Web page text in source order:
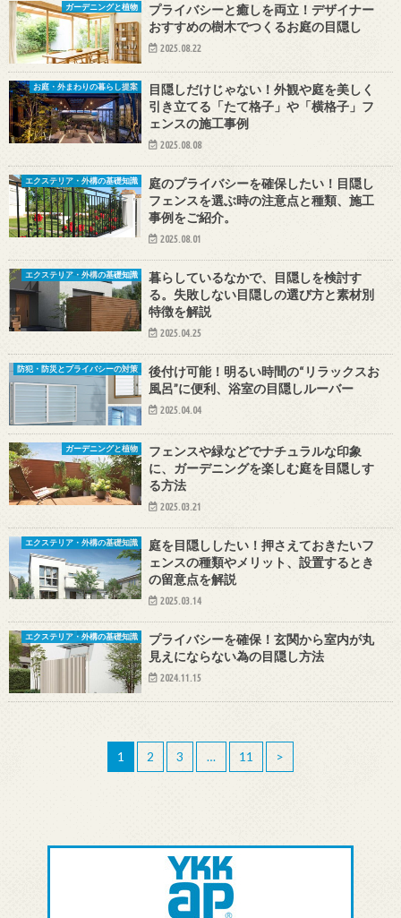
ガーデニングと植物
プライバシーと癒しを両立！デザイナー
おすすめの樹木でつくるお庭の目隠し
2025.08.22
お庭・外まわりの暮らし提案
目隠しだけじゃない！外観や庭を美しく
引き立てる「たて格子」や「横格子」フ
ェンスの施工事例
2025.08.08
エクステリア・外構の基礎知識
庭のプライバシーを確保したい！目隠し
フェンスを選ぶ時の注意点と種類、施工
事例をご紹介。
2025.08.01
エクステリア・外構の基礎知識
暮らしているなかで、目隠しを検討す
る。失敗しない目隠しの選び方と素材別
特徴を解説
2025.04.25
防犯・防災とプライバシーの対策
後付け可能！明るい時間の“リラックスお
風呂”に便利、浴室の目隠しルーバー
2025.04.04
ガーデニングと植物
フェンスや緑などでナチュラルな印象
に、ガーデニングを楽しむ庭を目隠しす
る方法
2025.03.21
エクステリア・外構の基礎知識
庭を目隠ししたい！押さえておきたいフ
ェンスの種類やメリット、設置するとき
の留意点を解説
2025.03.14
エクステリア・外構の基礎知識
プライバシーを確保！玄関から室内が丸
見えにならない為の目隠し方法
2024.11.15
1 2 3 … 11 >